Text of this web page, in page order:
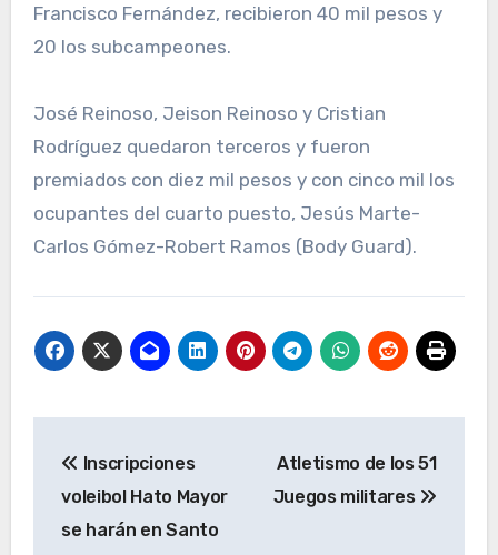
Francisco Fernández, recibieron 40 mil pesos y
20 los subcampeones.
José Reinoso, Jeison Reinoso y Cristian
Rodríguez quedaron terceros y fueron
premiados con diez mil pesos y con cinco mil los
ocupantes del cuarto puesto, Jesús Marte-
Carlos Gómez-Robert Ramos (Body Guard).
de
entradas
Inscripciones
voleibol Hato Mayor
se harán en Santo
Atletismo de los 51
Juegos militares